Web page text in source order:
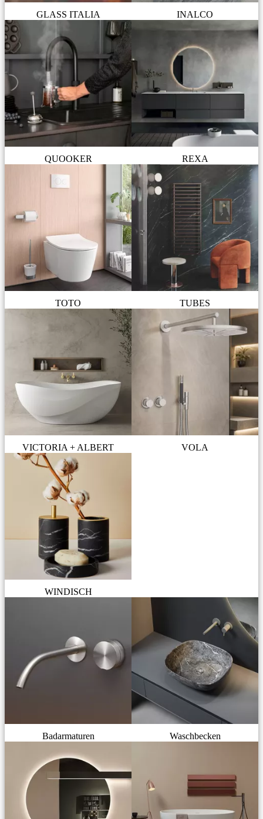
GLASS ITALIA INALCO
QUOOKER REXA
TOTO TUBES
VICTORIA + ALBERT VOLA
WINDISCH
Badarmaturen Waschbecken